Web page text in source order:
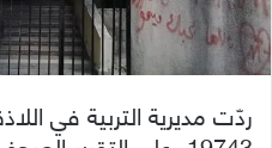
ردّت مديرية التربية في